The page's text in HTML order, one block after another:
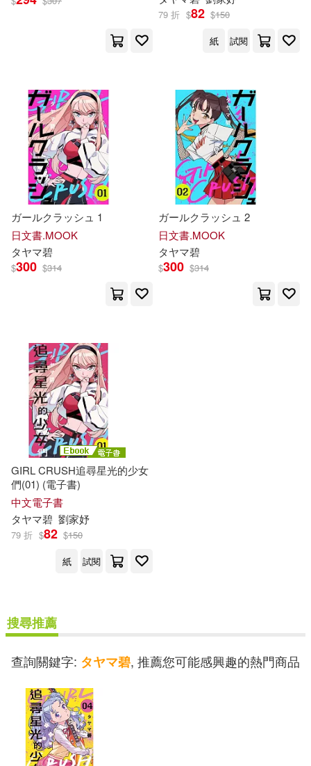
79 折 $82 $150
紙
試閱
ガールクラッシュ 1
日文書.MOOK
タヤマ碧
$300 $314
ガールクラッシュ 2
日文書.MOOK
タヤマ碧
$300 $314
GIRL CRUSH追尋星光的少女
們(01) (電子書)
中文電子書
タヤマ碧 劉家妤
79 折 $82 $150
紙
試閱
搜尋推薦
查詢關鍵字: タヤマ碧, 推薦您可能感興趣的熱門商品